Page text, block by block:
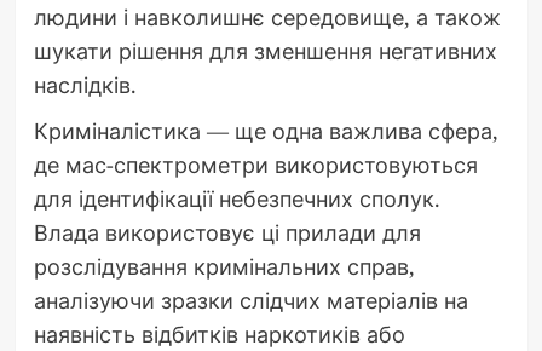
людини і навколишнє середовище, а також
шукати рішення для зменшення негативних
наслідків.
Криміналістика — ще одна важлива сфера,
де мас-спектрометри використовуються
для ідентифікації небезпечних сполук.
Влада використовує ці прилади для
розслідування кримінальних справ,
аналізуючи зразки слідчих матеріалів на
наявність відбитків наркотиків або